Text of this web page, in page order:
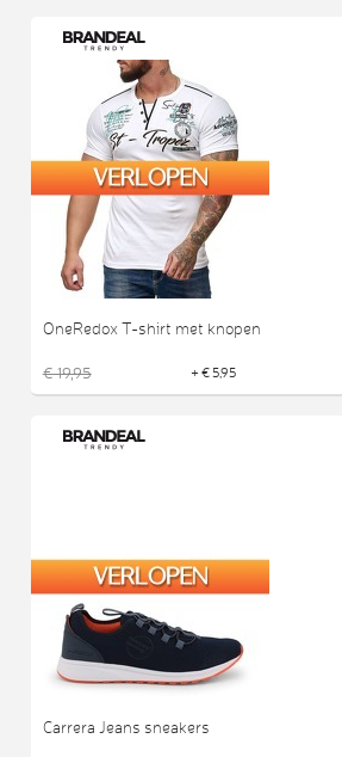
OneRedox T-shirt met knopen
€ 19,95 + € 5,95
Carrera Jeans sneakers